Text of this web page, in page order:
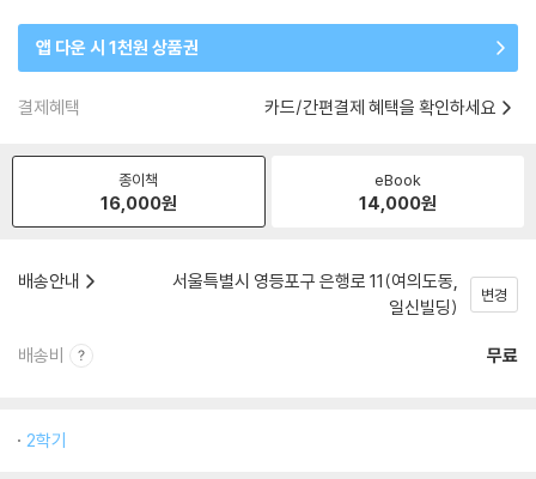
앱 다운 시 1천원 상품권
결제혜택 카드/간편결제 혜택을 확인하세요
종이책
16,000원
eBook
14,000원
배송안내
서울특별시 영등포구 은행로 11(여의도동,
일신빌딩)
변경
배송비 무료
2학기